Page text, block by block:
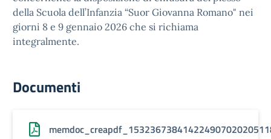
della Scuola dell’Infanzia “Suor Giovanna Romano" nei
giorni 8 e 9 gennaio 2026 che si richiama
integralmente.
Documenti